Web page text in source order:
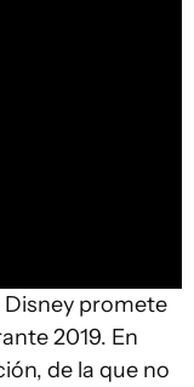
promete
2019. En
de la que no